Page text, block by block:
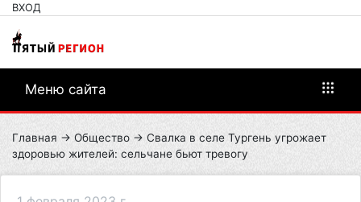
ВХОД
Меню сайта
Главная → Общество → Свалка в селе Тургень угрожает
здоровью жителей: сельчане бьют тревогу